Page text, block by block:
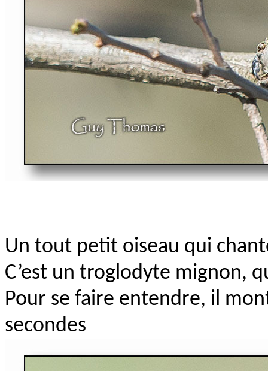
Un tout petit oiseau qui
C’est un troglodyte mignon,
Pour se faire entendre, il
secondes